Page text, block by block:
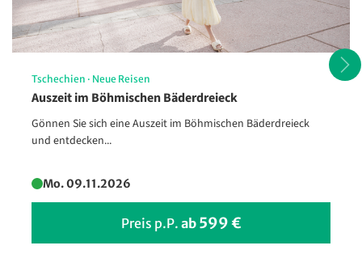
Panorama-Lounge ist Ihr ganz persönlicher Logenplatz über dem
Meer. Genießen Sie bei besten Ausblicken ein frisch gezapftes Bier
oder tanzen zu Livemusik durch die Nacht. Zudem bietet Ihnen die
Show-Loung »Atlantik« ein allabendliches
Veranstaltungsprogramm.
Tschechien · Neue Reisen
Auszeit im Böhmischen Bäderdreieck
Gönnen Sie sich eine Auszeit im Böhmischen Bäderdreieck
und entdecken...
Mo. 09.11.2026
Preis p.P. ab 599 €